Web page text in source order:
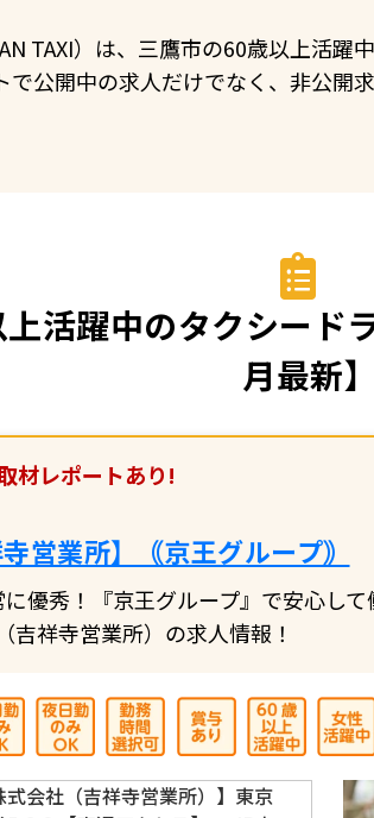
TAXI）は、三鷹市の60歳以上活躍
で公開中の求人だけでなく、非公開
活躍中のタクシード
月最新】
材レポートあり!
営業所】｟京王グループ｠
優秀！『京王グループ』で安心し
祥寺営業所）の求人情報！
式会社（吉祥寺営業所）】東京